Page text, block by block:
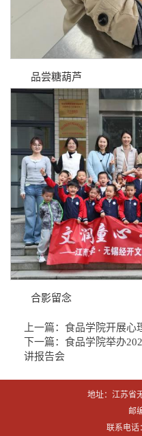
品尝糖葫芦
合影留念
上一篇： 食品学院开展心
下一篇： 食品学院举办
讲报告会
地址：江苏省
邮
联系电话